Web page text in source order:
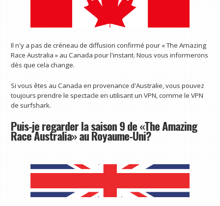
Il n'y a pas de créneau de diffusion confirmé pour « The Amazing
Race Australia » au Canada pour l'instant. Nous vous informerons
dès que cela change.
Si vous êtes au Canada en provenance d'Australie, vous pouvez
toujours prendre le spectacle en utilisant un VPN, comme le VPN
de surfshark.
Puis-je regarder la saison 9 de «The Amazing
Race Australia» au Royaume-Uni?